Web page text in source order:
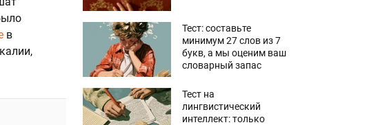
в
Тест: составьте
минимум 27 слов из 7
букв, а мы оценим ваш
словарный запас
Тест на
лингвистический
интеллект: только